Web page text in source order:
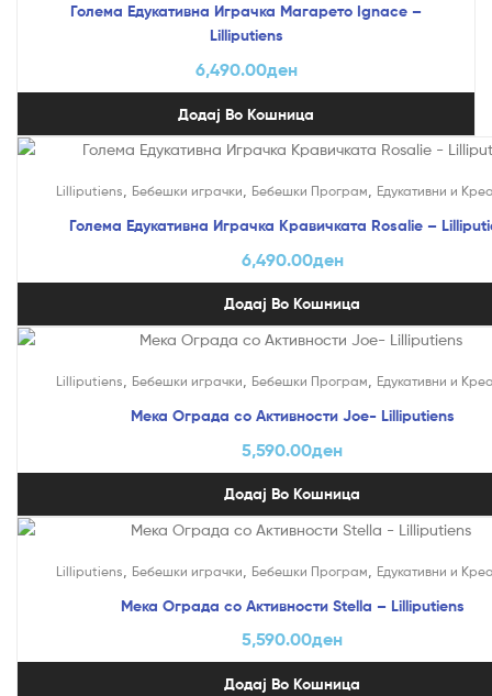
Голема Едукативна Играчка Магарето Ignace –
Lilliputiens
6,490.00ден
Додај Во Кошница
Lilliputiens Бебешки играчки Бебешки Програм Едукативни и
Голема Едукативна Играчка Кравичката Rosalie –
6,490.00ден
Додај Во Кошница
Lilliputiens Бебешки играчки Бебешки Програм Едукативни и
Мека Ограда со Активности Joe- Lilliputiens
5,590.00ден
Додај Во Кошница
Lilliputiens Бебешки играчки Бебешки Програм Едукативни и
Мека Ограда со Активности Stella – Lilliputiens
5,590.00ден
Додај Во Кошница